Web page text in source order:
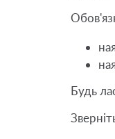
Будь